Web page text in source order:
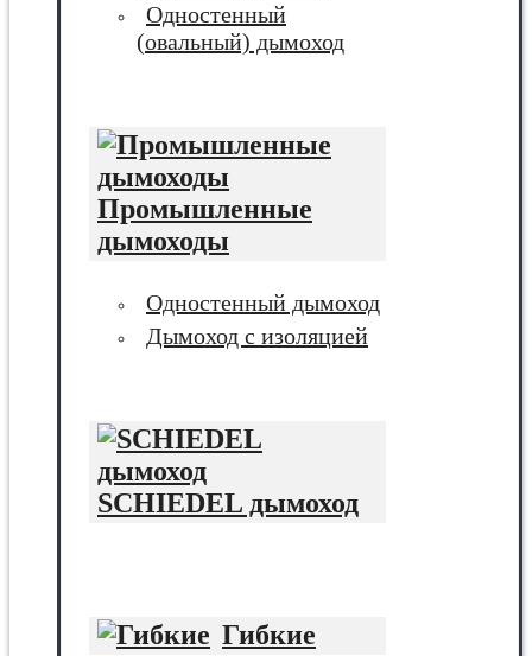
Одностенный
(овальный) дымоход
Промышленные
дымоходы
Одностенный дымоход
Дымоход с изоляцией
SCHIEDEL дымоход
Гибкие